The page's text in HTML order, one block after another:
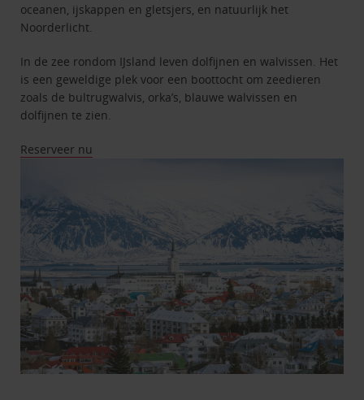
oceanen, ijskappen en gletsjers, en natuurlijk het
Noorderlicht.
In de zee rondom IJsland leven dolfijnen en walvissen. Het
is een geweldige plek voor een boottocht om zeedieren
zoals de bultrugwalvis, orka’s, blauwe walvissen en
dolfijnen te zien.
Reserveer nu